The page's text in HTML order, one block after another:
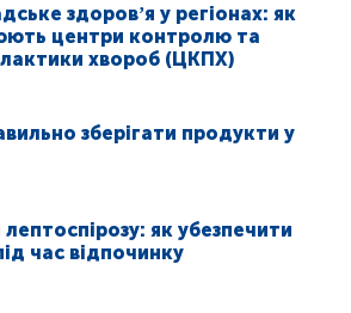
здоровʼя у регіонах: як
центри контролю та
хвороб (ЦКПХ)
зберігати продукти у
як убезпечити
час відпочинку